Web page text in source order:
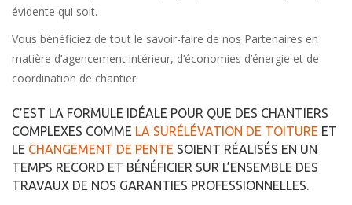
évidente qui soit.
Vous bénéficiez de tout le savoir-faire de nos Partenaires en
matière d’agencement intérieur, d’économies d’énergie et de
coordination de chantier.
C’EST LA FORMULE IDÉALE POUR QUE DES CHANTIERS
COMPLEXES COMME LA SURÉLÉVATION DE TOITURE ET
LE CHANGEMENT DE PENTE SOIENT RÉALISÉS EN UN
TEMPS RECORD ET BÉNÉFICIER SUR L’ENSEMBLE DES
TRAVAUX DE NOS GARANTIES PROFESSIONNELLES.